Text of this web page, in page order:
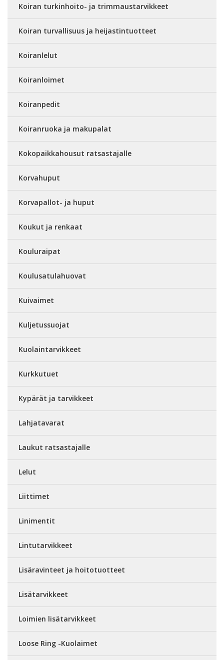
Koiran turkinhoito- ja trimmaustarvikkeet
Koiran turvallisuus ja heijastintuotteet
Koiranlelut
Koiranloimet
Koiranpedit
Koiranruoka ja makupalat
Kokopaikkahousut ratsastajalle
Korvahuput
Korvapallot- ja huput
Koukut ja renkaat
Kouluraipat
Koulusatulahuovat
Kuivaimet
Kuljetussuojat
Kuolaintarvikkeet
Kurkkutuet
Kypärät ja tarvikkeet
Lahjatavarat
Laukut ratsastajalle
Lelut
Liittimet
Linimentit
Lintutarvikkeet
Lisäravinteet ja hoitotuotteet
Lisätarvikkeet
Loimien lisätarvikkeet
Loose Ring -Kuolaimet